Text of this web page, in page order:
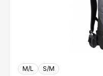
M/L S/M